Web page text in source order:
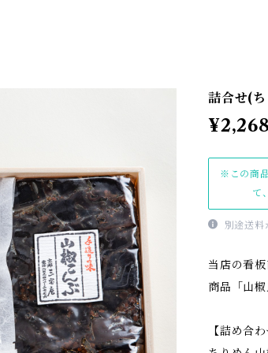
詰合せ(
¥2,268
※この商
て
別途送料
当店の看
商品「山
【詰め合